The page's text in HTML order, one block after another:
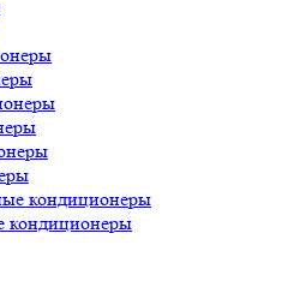
кондиционеры